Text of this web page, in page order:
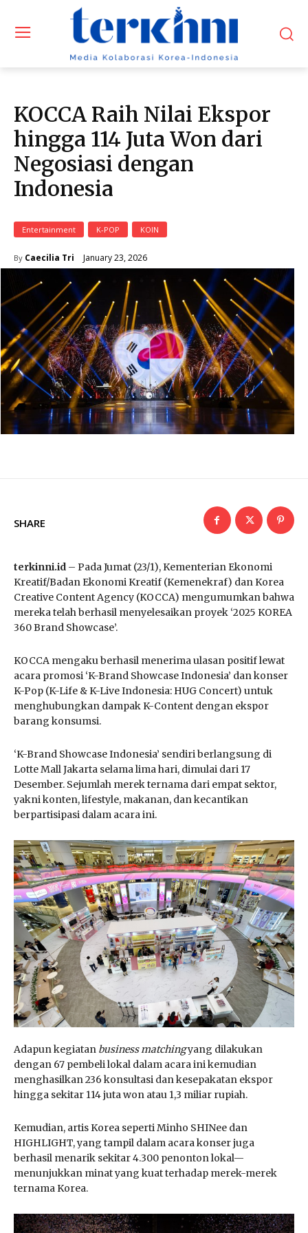
KOCCA Raih Nilai Ekspor
hingga 114 Juta Won dari
Negosiasi dengan
Indonesia
Entertainment K-POP KOIN
By Caecilia Tri January 23, 2026
SHARE
terkinni.id – Pada Jumat (23/1), Kementerian Ekonomi
Kreatif/Badan Ekonomi Kreatif (Kemenekraf) dan Korea
Creative Content Agency (KOCCA) mengumumkan bahwa
mereka telah berhasil menyelesaikan proyek ‘2025 KOREA
360 Brand Showcase’.
KOCCA mengaku berhasil menerima ulasan positif lewat
acara promosi ‘K-Brand Showcase Indonesia’ dan konser
K-Pop (K-Life & K-Live Indonesia: HUG Concert) untuk
menghubungkan dampak K-Content dengan ekspor
barang konsumsi.
‘K-Brand Showcase Indonesia’ sendiri berlangsung di
Lotte Mall Jakarta selama lima hari, dimulai dari 17
Desember. Sejumlah merek ternama dari empat sektor,
yakni konten, lifestyle, makanan, dan kecantikan
berpartisipasi dalam acara ini.
Adapun kegiatan business matchingyang dilakukan
dengan 67 pembeli lokal dalam acara ini kemudian
menghasilkan 236 konsultasi dan kesepakatan ekspor
hingga sekitar 114 juta won atau 1,3 miliar rupiah.
Kemudian, artis Korea seperti Minho SHINee dan
HIGHLIGHT, yang tampil dalam acara konser juga
berhasil menarik sekitar 4.300 penonton lokal—
menunjukkan minat yang kuat terhadap merek-merek
ternama Korea.